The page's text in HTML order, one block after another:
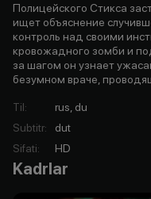
Полицейского Стикса
ищет объяснение
контроль над своими
кровожадного зомби и
за шагом он узнает
безумном враче,
Til:
rus, du
Subtitr:
dut
Sifati: HD
Kadrlar